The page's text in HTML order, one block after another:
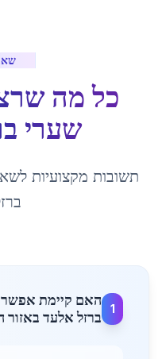
כל מה
שערי
תשובות מקצועיות
1
האם קיימת
ברזל אלעד באזור